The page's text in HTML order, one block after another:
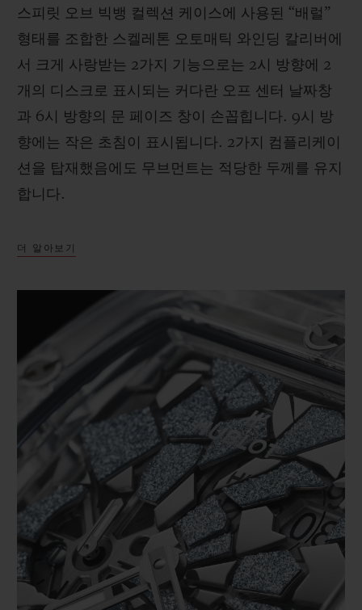
스피릿 오브 빅뱅 컬렉션 케이스에 사용된 “배럴”
형태를 조합한 스켈레톤 오토매틱 와인딩 칼리버에
서 크게 사랑받는 2가지 기능으로는 2시 방향에 2
개의 디스크로 표시되는 커다란 오프 센터 날짜창
과 6시 방향의 문 페이즈 창이 손꼽힙니다. 9시 방
향에는 작은 초침이 표시됩니다. 2가지 컴플리케이
션을 탑재했음에도 무브먼트는 적당한 두께를 유지
합니다.
더 알아보기